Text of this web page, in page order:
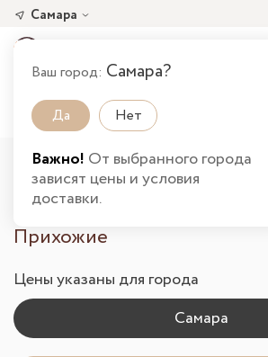
Самара
Ваш город: Самара?
Да Нет
Важно! От выбранного города
зависят цены и условия
доставки.
Главная Каталог товаров
Прихожая
Прихожие в Самаре
Прихожие
Цены указаны для города